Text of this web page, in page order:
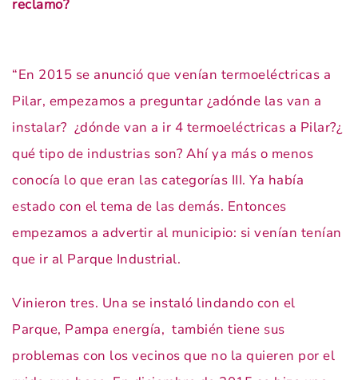
reclamo?
“En 2015 se anunció que venían termoeléctricas a
Pilar, empezamos a preguntar ¿adónde las van a
instalar? ¿dónde van a ir 4 termoeléctricas a Pilar?¿
qué tipo de industrias son? Ahí ya más o menos
conocía lo que eran las categorías III. Ya había
estado con el tema de las demás. Entonces
empezamos a advertir al municipio: si venían tenían
que ir al Parque Industrial.
Vinieron tres. Una se instaló lindando con el
Parque, Pampa energía, también tiene sus
problemas con los vecinos que no la quieren por el